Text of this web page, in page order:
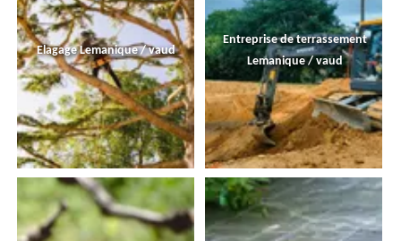
Elagage Lemanique / vaud
Entreprise de terrassement
Lemanique / vaud